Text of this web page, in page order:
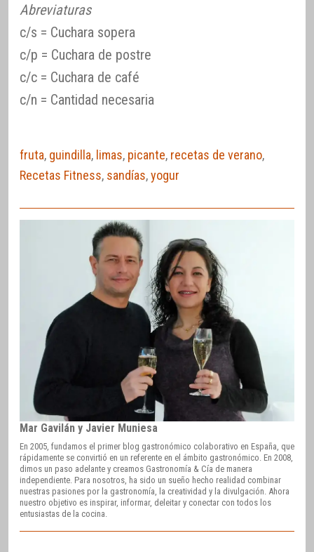
Abreviaturas
c/s = Cuchara sopera
c/p = Cuchara de postre
c/c = Cuchara de café
c/n = Cantidad necesaria
fruta, guindilla, limas, picante, recetas de verano,
Recetas Fitness, sandías,yogur
Mar Gavilán y Javier Muniesa
En 2005, fundamos el primer blog gastronómico colaborativo en España, que
rápidamente se convirtió en un referente en el ámbito gastronómico. En 2008,
dimos un paso adelante y creamos Gastronomía & Cía de manera
independiente. Para nosotros, ha sido un sueño hecho realidad combinar
nuestras pasiones por la gastronomía, la creatividad y la divulgación. Ahora
nuestro objetivo es inspirar, informar, deleitar y conectar con todos los
entusiastas de la cocina.